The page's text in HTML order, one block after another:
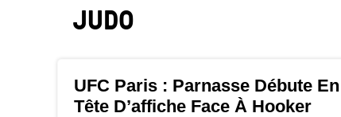
JUDO
UFC Paris : Parnasse Débute En
Tête D’affiche Face À Hooker